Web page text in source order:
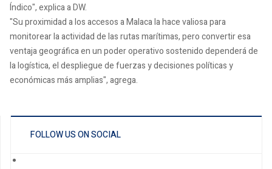
Índico", explica a DW.
"Su proximidad a los accesos a Malaca la hace valiosa para
monitorear la actividad de las rutas marítimas, pero convertir esa
ventaja geográfica en un poder operativo sostenido dependerá de
la logística, el despliegue de fuerzas y decisiones políticas y
económicas más amplias", agrega.
FOLLOW US ON SOCIAL